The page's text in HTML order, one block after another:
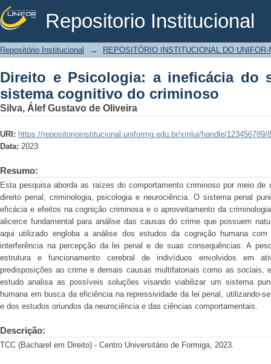
Repositorio Institucional
Direito e Psicologia: a ineficácia
Repositório Institucional → REPOSITÓRIO INSTITUCIONAL DO UNIFOR-
Direito e Psicologia: a ineficácia do
sistema cognitivo do criminoso
Silva, Álef Gustavo de Oliveira
URI: https://repositorioinstitucional.uniformg.edu.br/xmlui/handle/123456789/
Data: 2023
Resumo:
Esta pesquisa aborda as raízes do comportamento criminoso por meio de
direito penal, criminologia, psicologia e neurociência. O sistema penal
eficácia e efeitos na cognição criminosa e o aproveitamento da
alicerce fundamental para análise das causas do crime que possuem
aqui utilizado engloba a análise dos estudos da cognição humana
interferência na percepção da lei penal e de suas consequências. A
estrutura e funcionamento cerebral de indivíduos envolvidos em
predisposições ao crime e demais causas multifatoriais como as sociais,
estudo analisa as possíveis soluções visando viabilizar um sistema
humana em busca da eficiência na repressividade da lei penal, utilizando-
e dos estudos oriundos da neurociência e das ciências comportamentais.
Descrição:
TCC (Bacharel em Direito) - Centro Universitário de Formiga, 2023.